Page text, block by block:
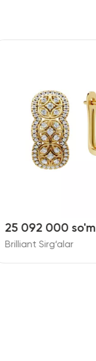
25 092 000 so'm
Brilliant Sirg‘alar